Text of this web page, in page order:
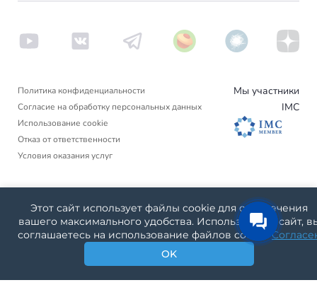
Другие страны
Израиль
Гренада
Турция
Черногория
Нидерланды
Германия
Дания
Словакия
Новости
Блог
Политика конфиденциальности
Согласие на обработку персональных данных
Использование cookie
Отказ от ответственности
Условия оказания услуг
Мы участники
IMC
Телефон: +7(499)938-68-05
Адрес: Россия, Угличская 12, Москва, Московская область,
127572
Москва, Московская область 127572
Этот сайт использует файлы cookie для обеспечения
вашего максимального удобства. Используя наш сайт,
соглашаетесь на использование файлов cookie.
OK